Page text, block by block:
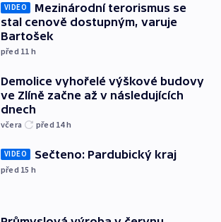
VIDEO
Mezinárodní terorismus se
stal cenově dostupným, varuje
Bartošek
před 11 h
Demolice vyhořelé výškové budovy
ve Zlíně začne až v následujících
dnech
včera před 14h
VIDEO Sečteno: Pardubický kraj
před 15 h